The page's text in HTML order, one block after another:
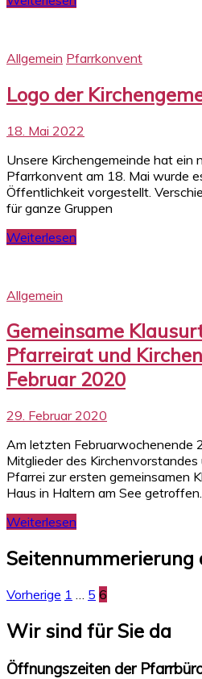
Allgemein Pfarrkonvent
Logo der
18. Mai 2022
Unsere Kirchengemeinde hat ein
Pfarrkonvent am 18. Mai wurde
Öffentlichkeit vorgestellt.
für ganze Gruppen
Weiterlesen
Allgemein
Gemeinsame
Pfarreirat und
Februar 2020
29. Februar 2020
Am letzten Februarwochenende
Mitglieder des
Pfarrei zur ersten gemeinsamen
Haus in Haltern am See getroffen.
Weiterlesen
Seitennummerierung
Vorherige 1 … 5 6
Wir sind für Sie da
Öffnungszeiten der